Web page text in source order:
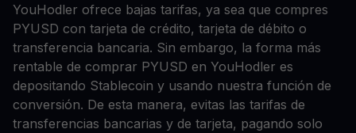
YouHodler ofrece bajas tarifas, ya sea que compres
PYUSD con tarjeta de crédito, tarjeta de débito o
transferencia bancaria. Sin embargo, la forma más
rentable de comprar PYUSD en YouHodler es
depositando Stablecoin y usando nuestra función de
conversión. De esta manera, evitas las tarifas de
transferencias bancarias y de tarjeta, pagando solo